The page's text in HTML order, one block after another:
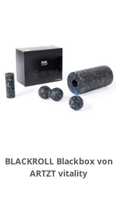
BLACKROLL Blackbox von
ARTZT vitality